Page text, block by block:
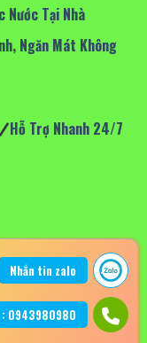
Nước Tại Nhà
Ngăn Mát Không
Hỗ Trợ Nhanh 24/7
Nhắn tin zalo
: 0943980980